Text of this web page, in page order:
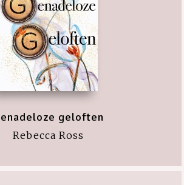
geloften
Rebecca Ross